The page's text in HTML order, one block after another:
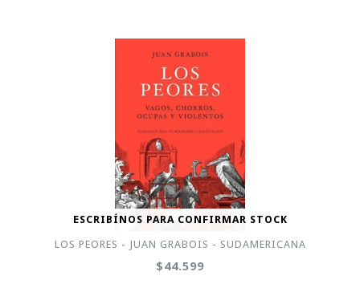
ESCRIBÍNOS PARA CONFIRMAR STOCK
LOS PEORES - JUAN GRABOIS - SUDAMERICANA
$44.599